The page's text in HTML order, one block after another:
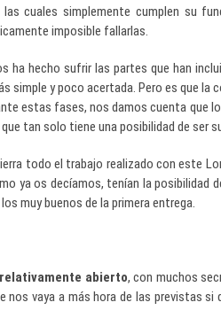
las cuales simplemente cumplen su
imposible fallarlas.
ha hecho sufrir las partes que han
simple y poco acertada. Pero es que la
estas fases, nos damos cuenta que
tan solo tiene una posibilidad de ser
todo el trabajo realizado con este
ya os decíamos, tenían la posibilidad
muy buenos de la primera entrega.
abierto, con muchos
nos vaya a más hora de las previstas si